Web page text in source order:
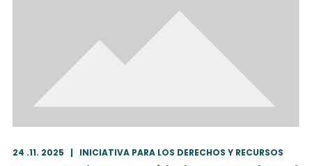
24 .11. 2025 | INICIATIVA PARA LOS DERECHOS Y RECURSOS